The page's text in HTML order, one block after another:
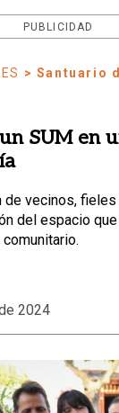
PUBLICIDAD
> Santuario
SUM en
de vecinos,
del espacio
2024